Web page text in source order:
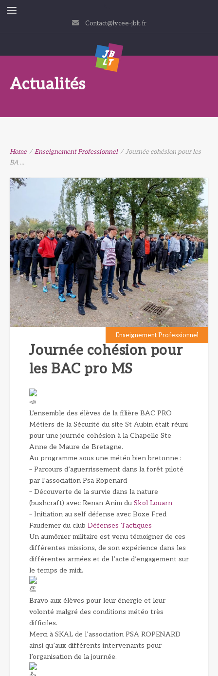
Contact@lycee-jblt.fr
Actualités
Home /Enseignement Professionnel /Journée cohésion pour les
BA ...
Enseignement Professionnel
Journée cohésion pour
les BAC pro MS
L’ensemble des élèves de la filière BAC PRO
Métiers de la Sécurité du site St Aubin était réuni
pour une journée cohésion à la Chapelle Ste
Anne de Maure de Bretagne.
Au programme sous une météo bien bretonne :
– Parcours d’aguerrissement dans la forêt piloté
par l’association Psa Ropenard
– Découverte de la survie dans la nature
(bushcraft) avec Renan Anim du Skol Louarn
– Initiation au self défense avec Boxe Fred
Faudemer du club Défenses Tactiques
Un aumônier militaire est venu témoigner de ces
différentes missions, de son expérience dans les
différentes armées et de l’acte d’engagement sur
le temps de midi.
Bravo aux élèves pour leur énergie et leur
volonté malgré des conditions météo très
difficiles.
Merci à SKAL de l’association PSA ROPENARD
ainsi qu’aux différents intervenants pour
l’organisation de la journée.